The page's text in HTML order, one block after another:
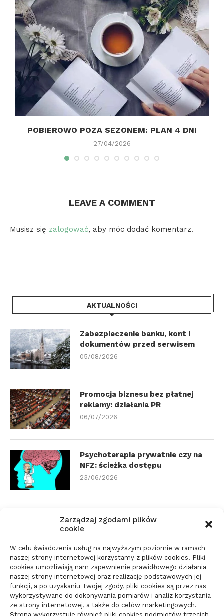
Zarządzaj zgodami plików
cookie
W celu świadczenia usług na najwyższym poziomie w ramach
naszej strony internetowej korzystamy z plików cookies. Pliki
cookies umożliwiają nam zapewnienie prawidłowego działania
naszej strony internetowej oraz realizację podstawowych jej
funkcji, a po uzyskaniu Twojej zgody, pliki cookies są przez nas
wykorzystywane do dokonywania pomiarów i analiz korzystania
ze strony internetowej, a także do celów marketingowych.
POBIEROWO POZA SEZONEM: PLAN 4 DNI
27/04/2026
LEAVE A COMMENT
Musisz się zalogować, aby móc dodać komentarz.
AKTUALNOŚCI
Zabezpieczenie banku, kont i
dokumentów przed serwisem
05/08/2026
Promocja biznesu bez płatnej
reklamy: działania PR
06/07/2026
Psychoterapia prywatnie czy na
NFZ: ścieżka dostępu
23/06/2026
Zmiana biura rachunkowego:
dokumenty i terminy
Parkiet do domu do spokojnego
wnętrza: jak wybrać materiał
świadomie
10/06/2026